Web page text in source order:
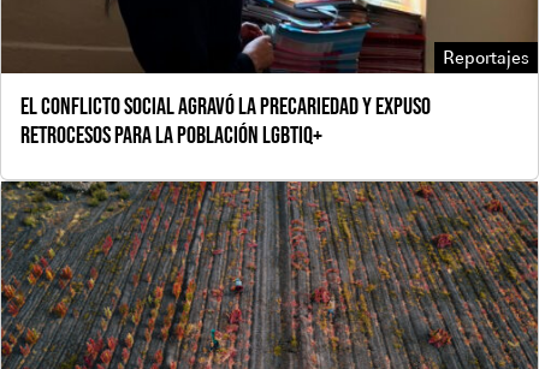
Reportajes
El conflicto social agravó la precariedad y expuso
retrocesos para la población LGBTIQ+